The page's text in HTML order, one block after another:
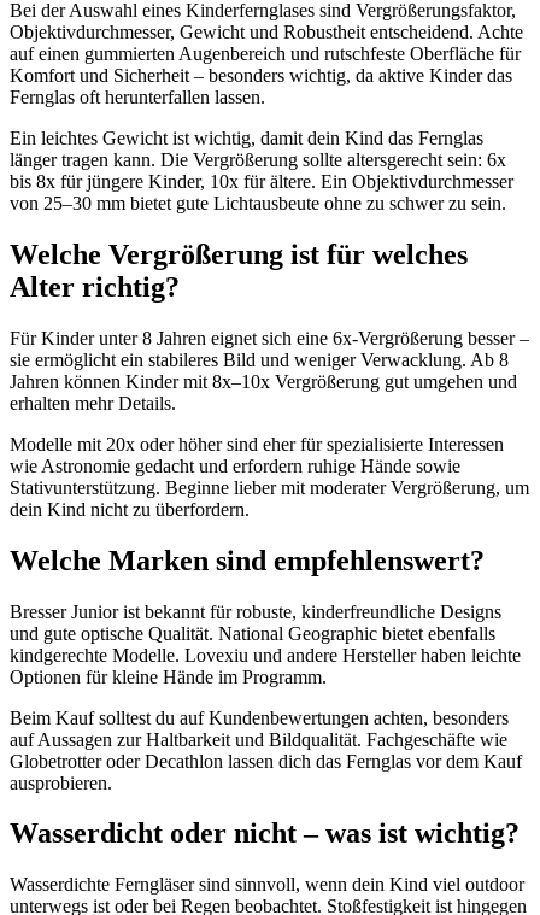
Bei der Auswahl eines Kinderfernglases sind Vergrößerungsfaktor,
Objektivdurchmesser, Gewicht und Robustheit entscheidend. Achte
auf einen gummierten Augenbereich und rutschfeste Oberfläche für
Komfort und Sicherheit – besonders wichtig, da aktive Kinder das
Fernglas oft herunterfallen lassen.
Ein leichtes Gewicht ist wichtig, damit dein Kind das Fernglas
länger tragen kann. Die Vergrößerung sollte altersgerecht sein: 6x
bis 8x für jüngere Kinder, 10x für ältere. Ein Objektivdurchmesser
von 25–30 mm bietet gute Lichtausbeute ohne zu schwer zu sein.
Welche Vergrößerung ist für welches
Alter richtig?
Für Kinder unter 8 Jahren eignet sich eine 6x-Vergrößerung besser –
sie ermöglicht ein stabileres Bild und weniger Verwacklung. Ab 8
Jahren können Kinder mit 8x–10x Vergrößerung gut umgehen und
erhalten mehr Details.
Modelle mit 20x oder höher sind eher für spezialisierte Interessen
wie Astronomie gedacht und erfordern ruhige Hände sowie
Stativunterstützung. Beginne lieber mit moderater Vergrößerung, um
dein Kind nicht zu überfordern.
Welche Marken sind empfehlenswert?
Bresser Junior ist bekannt für robuste, kinderfreundliche Designs
und gute optische Qualität. National Geographic bietet ebenfalls
kindgerechte Modelle. Lovexiu und andere Hersteller haben leichte
Optionen für kleine Hände im Programm.
Beim Kauf solltest du auf Kundenbewertungen achten, besonders
auf Aussagen zur Haltbarkeit und Bildqualität. Fachgeschäfte wie
Globetrotter oder Decathlon lassen dich das Fernglas vor dem Kauf
ausprobieren.
Wasserdicht oder nicht – was ist wichtig?
Wasserdichte Ferngläser sind sinnvoll, wenn dein Kind viel outdoor
unterwegs ist oder bei Regen beobachtet. Stoßfestigkeit ist hingegen